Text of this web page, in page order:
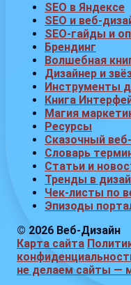
SEO в Яндексе
SEO и веб-
SEO-гайды и
Брендинг
Волшебная
Дизайнер и
Инструменты
Книга
Магия
Ресурсы
Сказочный
Словарь
Статьи и
Тренды в
Чек-листы по
Эпизоды
© 2026 Веб-Дизайн
Карта сайта
не делаем сайты —